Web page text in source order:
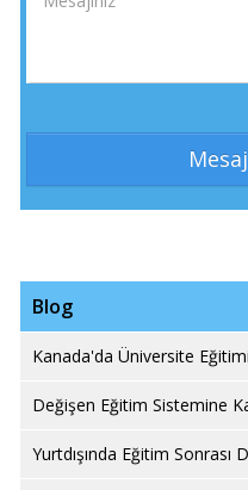
Blog
Kanada'da Üniversite
Değişen Eğitim Sistemine
Yurtdışında Eğitim Sonrası